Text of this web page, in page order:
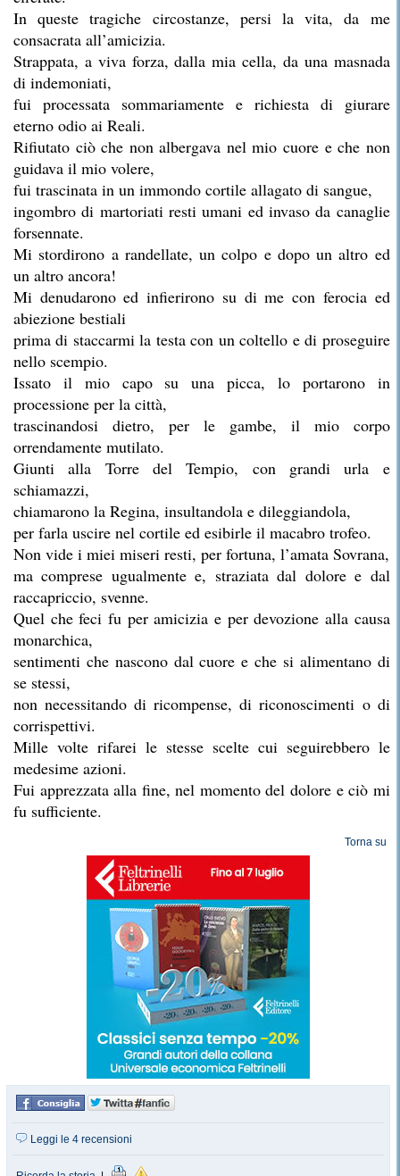
In queste tragiche circostanze, persi la vita, da me
consacrata all’amicizia.
Strappata, a viva forza, dalla mia cella, da una masnada
di indemoniati,
fui processata sommariamente e richiesta di giurare
eterno odio ai Reali.
Rifiutato ciò che non albergava nel mio cuore e che non
guidava il mio volere,
fui trascinata in un immondo cortile allagato di sangue,
ingombro di martoriati resti umani ed invaso da canaglie
forsennate.
Mi stordirono a randellate, un colpo e dopo un altro ed
un altro ancora!
Mi denudarono ed infierirono su di me con ferocia ed
abiezione bestiali
prima di staccarmi la testa con un coltello e di proseguire
nello scempio.
Issato il mio capo su una picca, lo portarono in
processione per la città,
trascinandosi dietro, per le gambe, il mio corpo
orrendamente mutilato.
Giunti alla Torre del Tempio, con grandi urla e
schiamazzi,
chiamarono la Regina, insultandola e dileggiandola,
per farla uscire nel cortile ed esibirle il macabro trofeo.
Non vide i miei miseri resti, per fortuna, l’amata Sovrana,
ma comprese ugualmente e, straziata dal dolore e dal
raccapriccio, svenne.
Quel che feci fu per amicizia e per devozione alla causa
monarchica,
sentimenti che nascono dal cuore e che si alimentano di
se stessi,
non necessitando di ricompense, di riconoscimenti o di
corrispettivi.
Mille volte rifarei le stesse scelte cui seguirebbero le
medesime azioni.
Fui apprezzata alla fine, nel momento del dolore e ciò mi
fu sufficiente.
Torna su
Leggi le 4 recensioni